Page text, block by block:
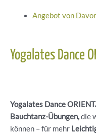
Angebot von
Yogalates Dance
Yogalates Dance
Bauchtanz-Übungen,die
können – für mehr